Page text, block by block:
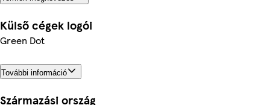
Külső cégek logói
Green Dot
További információ
Származási ország